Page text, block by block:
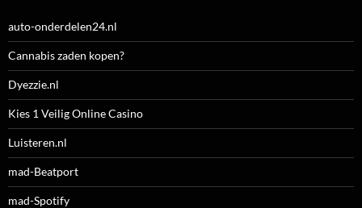
auto-onderdelen24.nl
Cannabis zaden kopen?
Dyezzie.nl
Kies 1 Veilig Online Casino
Luisteren.nl
mad-Beatport
mad-Spotify